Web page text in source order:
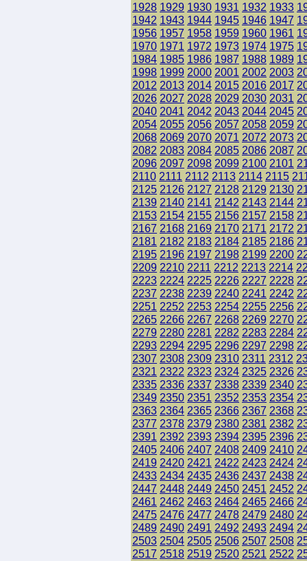
1928 1929 1930 1931 1932 1933
1942 1943 1944 1945 1946 1947
1956 1957 1958 1959 1960 1961
1970 1971 1972 1973 1974 1975
1984 1985 1986 1987 1988 1989
1998 1999 2000 2001 2002 2003
2012 2013 2014 2015 2016 2017
2026 2027 2028 2029 2030 2031
2040 2041 2042 2043 2044 2045
2054 2055 2056 2057 2058 2059
2068 2069 2070 2071 2072 2073
2082 2083 2084 2085 2086 2087
2096 2097 2098 2099 2100 2101
2110 2111 2112 2113 2114 2115
2125 2126 2127 2128 2129 2130
2139 2140 2141 2142 2143 2144
2153 2154 2155 2156 2157 2158
2167 2168 2169 2170 2171 2172
2181 2182 2183 2184 2185 2186
2195 2196 2197 2198 2199 2200
2209 2210 2211 2212 2213 2214
2223 2224 2225 2226 2227 2228
2237 2238 2239 2240 2241 2242
2251 2252 2253 2254 2255 2256
2265 2266 2267 2268 2269 2270
2279 2280 2281 2282 2283 2284
2293 2294 2295 2296 2297 2298
2307 2308 2309 2310 2311 2312
2321 2322 2323 2324 2325 2326
2335 2336 2337 2338 2339 2340
2349 2350 2351 2352 2353 2354
2363 2364 2365 2366 2367 2368
2377 2378 2379 2380 2381 2382
2391 2392 2393 2394 2395 2396
2405 2406 2407 2408 2409 2410
2419 2420 2421 2422 2423 2424
2433 2434 2435 2436 2437 2438
2447 2448 2449 2450 2451 2452
2461 2462 2463 2464 2465 2466
2475 2476 2477 2478 2479 2480
2489 2490 2491 2492 2493 2494
2503 2504 2505 2506 2507 2508
2517 2518 2519 2520 2521 2522